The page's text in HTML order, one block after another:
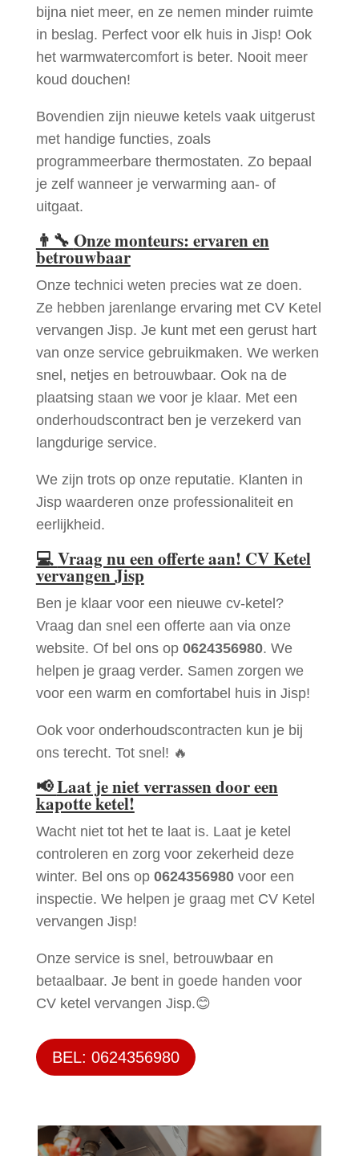
bijna niet meer, en ze nemen minder ruimte
in beslag. Perfect voor elk huis in Jisp! Ook
het warmwatercomfort is beter. Nooit meer
koud douchen!
Bovendien zijn nieuwe ketels vaak uitgerust
met handige functies, zoals
programmeerbare thermostaten. Zo bepaal
je zelf wanneer je verwarming aan- of
uitgaat.
👨‍🔧 Onze monteurs: ervaren en
betrouwbaar
Onze technici weten precies wat ze doen.
Ze hebben jarenlange ervaring met CV Ketel
vervangen Jisp. Je kunt met een gerust hart
van onze service gebruikmaken. We werken
snel, netjes en betrouwbaar. Ook na de
plaatsing staan we voor je klaar. Met een
onderhoudscontract ben je verzekerd van
langdurige service.
We zijn trots op onze reputatie. Klanten in
Jisp waarderen onze professionaliteit en
eerlijkheid.
💻Vraag nu een offerte aan! CV Ketel
vervangen Jisp
Ben je klaar voor een nieuwe cv-ketel?
Vraag dan snel een offerte aan via onze
website. Of bel ons op 0624356980. We
helpen je graag verder. Samen zorgen we
voor een warm en comfortabel huis in Jisp!
Ook voor onderhoudscontracten kun je bij
ons terecht. Tot snel! 🔥
📢Laat je niet verrassen door een
kapotte ketel!
Wacht niet tot het te laat is. Laat je ketel
controleren en zorg voor zekerheid deze
winter. Bel ons op 0624356980voor een
inspectie. We helpen je graag met CV Ketel
vervangen Jisp!
Onze service is snel, betrouwbaar en
betaalbaar. Je bent in goede handen voor
CV ketel vervangen Jisp.😊
BEL: 0624356980